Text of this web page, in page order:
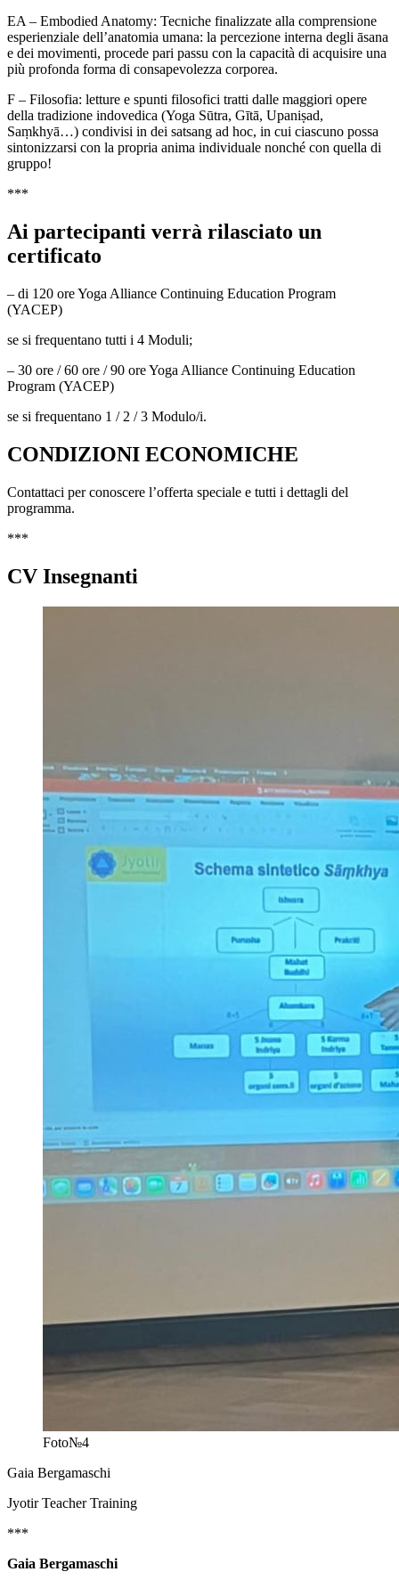
EA – Embodied Anatomy: Tecniche finalizzate alla comprensione
esperienziale dell’anatomia umana: la percezione interna degli āsana
e dei movimenti, procede pari passu con la capacità di acquisire una
più profonda forma di consapevolezza corporea.
F – Filosofia: letture e spunti filosofici tratti dalle maggiori opere
della tradizione indovedica (Yoga Sūtra, Gītā, Upaniṣad,
Saṃkhyā…) condivisi in dei satsang ad hoc, in cui ciascuno possa
sintonizzarsi con la propria anima individuale nonché con quella di
gruppo!
***
Ai partecipanti verrà rilasciato un
certificato
– di 120 ore Yoga Alliance Continuing Education Program
(YACEP)
se si frequentano tutti i 4 Moduli;
– 30 ore / 60 ore / 90 ore Yoga Alliance Continuing Education
Program (YACEP)
se si frequentano 1 / 2 / 3 Modulo/i.
CONDIZIONI ECONOMICHE
Contattaci per conoscere l’offerta speciale e tutti i dettagli del
programma.
***
CV Insegnanti
Foto№4
Gaia Bergamaschi
Jyotir Teacher Training
***
Gaia Bergamaschi